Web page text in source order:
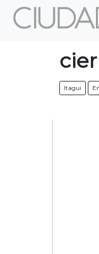
Itagui